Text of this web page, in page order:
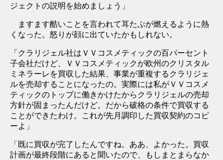
ジェクトの説明を始めましょう」
ますます酷いことを言われて耳たぶが燃えるように熱
くなった。怒りが顔に出ていたかもしれない。
「クラリジェル社はＶＶコスメティックの百パーセント
子会社だけど、ＶＶコスメティックが欧州のクリスタル
ミネラーレを買収した結果、事業が重複するクラリジェ
ルを売却することになったの。実際には私がＶＶコスメ
ティックのトップに働きかけたからクラリジェルの売却
方針が固まったんだけど。だから破格の条件で買収する
ことができたわけ。これが先月調印した買収契約のコピ
ーよ」
「既に買収が完了したんですね。ああ、よかった。買収
計画が最終段階にあると聞いたので、もしまとまらなか